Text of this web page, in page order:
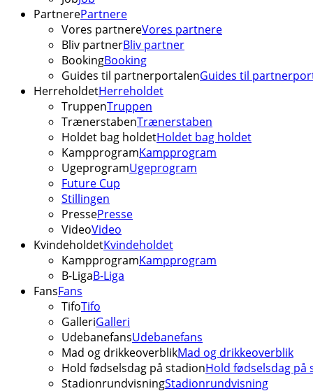
PartnerePartnere
Vores partnereVores partnere
Bliv partnerBliv partner
BookingBooking
Guides til partnerportalenGuides til
HerreholdetHerreholdet
TruppenTruppen
TrænerstabenTrænerstaben
Holdet bag holdetHoldet bag holdet
KampprogramKampprogram
UgeprogramUgeprogram
Future Cup
Stillingen
PressePresse
VideoVideo
KvindeholdetKvindeholdet
KampprogramKampprogram
B-LigaB-Liga
FansFans
TifoTifo
GalleriGalleri
UdebanefansUdebanefans
Mad og drikkeoverblikMad og drikkeoverblik
Hold fødselsdag på stadionHold fødselsdag på
StadionrundvisningStadionrundvisning